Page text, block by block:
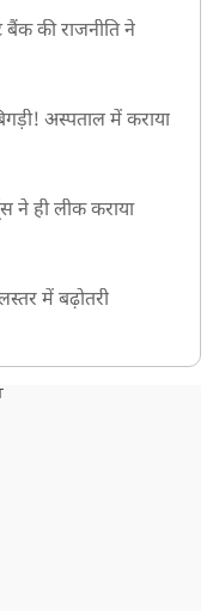
बैंक की राजनीति ने
अस्पताल में कराया
ने ही लीक कराया
में बढ़ोतरी
युवक की जिंदा जलकर